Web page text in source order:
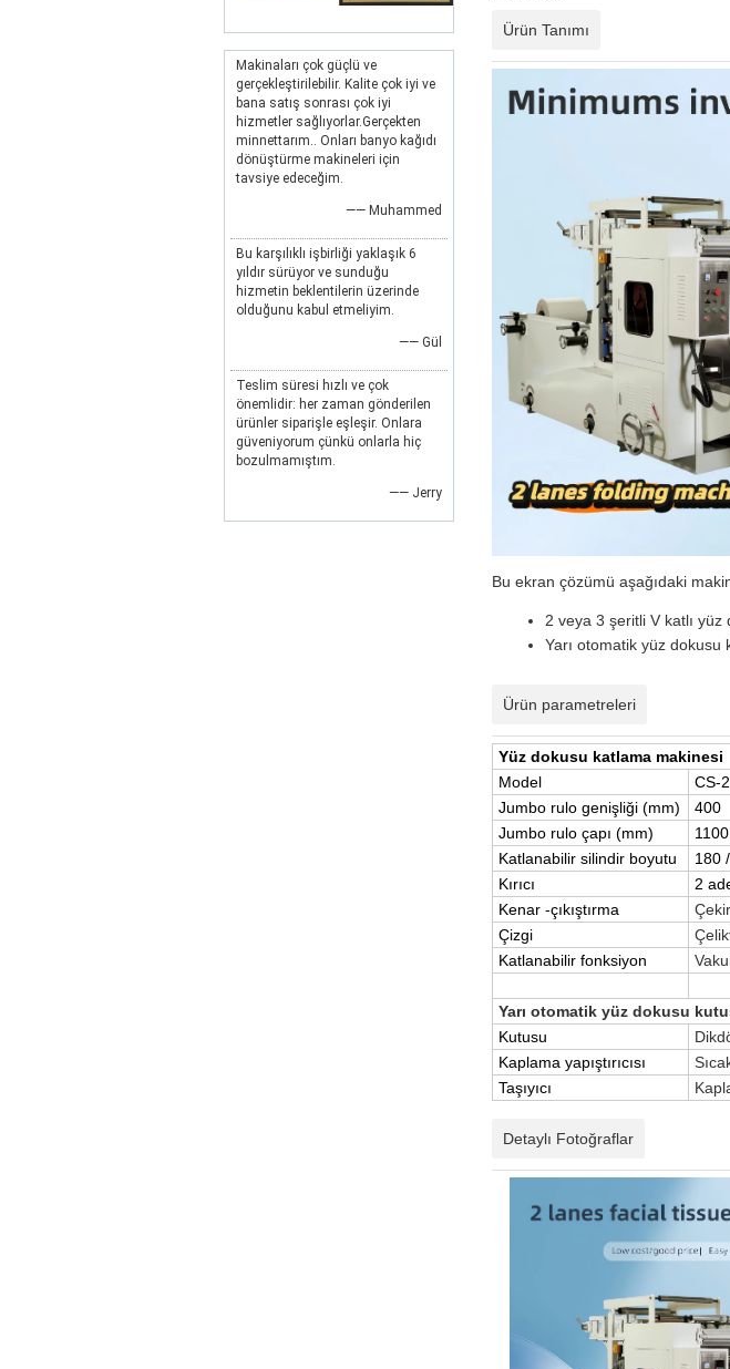
Makinaları çok güçlü ve
gerçekleştirilebilir. Kalite çok iyi ve
bana satış sonrası çok iyi
hizmetler sağlıyorlar.Gerçekten
minnettarım.. Onları banyo kağıdı
dönüştürme makineleri için
tavsiye edeceğim.
—— Muhammed
Bu karşılıklı işbirliği yaklaşık 6
yıldır sürüyor ve sunduğu
hizmetin beklentilerin üzerinde
olduğunu kabul etmeliyim.
—— Gül
Teslim süresi hızlı ve çok
önemlidir: her zaman gönderilen
ürünler siparişle eşleşir. Onlara
güveniyorum çünkü onlarla hiç
bozulmamıştım.
—— Jerry
Ürün Tanımı
Bu ekran çözümü aşağıdaki
2 veya 3 şeritli V katlı
Yarı otomatik yüz
Ürün parametreleri
Yüz dokusu katlama makinesi
Model
CS-
Jumbo rulo genişliği (mm)
400
Jumbo rulo çapı (mm)
Katlanabilir silindir boyutu
180
Kırıcı
2
Kenar -çıkıştırma
Çizgi
Katlanabilir fonksiyon
Yarı otomatik yüz dokusu
Kutusu
Kaplama yapıştırıcısı
Taşıyıcı
Detaylı Fotoğraflar